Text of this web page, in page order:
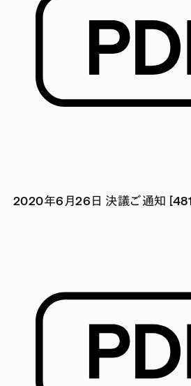
2020年6月26日 決議ご通知